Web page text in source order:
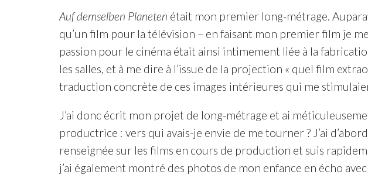
Auf demselben Planeten était mon premier long-métrage.
qu’un film pour la télévision – en faisant mon premier film je
passion pour le cinéma était ainsi intimement liée à la
les salles, et à me dire à l’issue de la projection « quel film
traduction concrète de ces images intérieures qui me
J’ai donc écrit mon projet de long-métrage et ai
productrice : vers qui avais-je envie de me tourner ? J’ai
renseignée sur les films en cours de production et suis
j’ai également montré des photos de mon enfance en écho